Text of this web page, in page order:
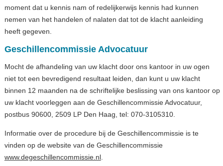
moment dat u kennis nam of redelijkerwijs kennis had kunnen
nemen van het handelen of nalaten dat tot de klacht aanleiding
heeft gegeven.
Geschillencommissie Advocatuur
Mocht de afhandeling van uw klacht door ons kantoor in uw ogen
niet tot een bevredigend resultaat leiden, dan kunt u uw klacht
binnen 12 maanden na de schriftelijke beslissing van ons kantoor op
uw klacht voorleggen aan de Geschillencommissie Advocatuur,
postbus 90600, 2509 LP Den Haag, tel: 070-3105310.
Informatie over de procedure bij de Geschillencommissie is te
vinden op de website van de Geschillencommissie
www.degeschillencommissie.nl.